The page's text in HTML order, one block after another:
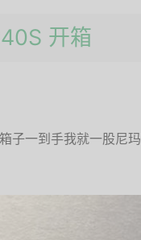
开箱
子一到手我就一股尼